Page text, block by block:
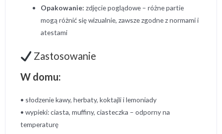
Opakowanie: zdjęcie poglądowe – różne partie
mogą różnić się wizualnie, zawsze zgodne z normami i
atestami
Zastosowanie
W domu:
• słodzenie kawy, herbaty, koktajli i lemoniady
• wypieki: ciasta, muffiny, ciasteczka – odporny na
temperaturę